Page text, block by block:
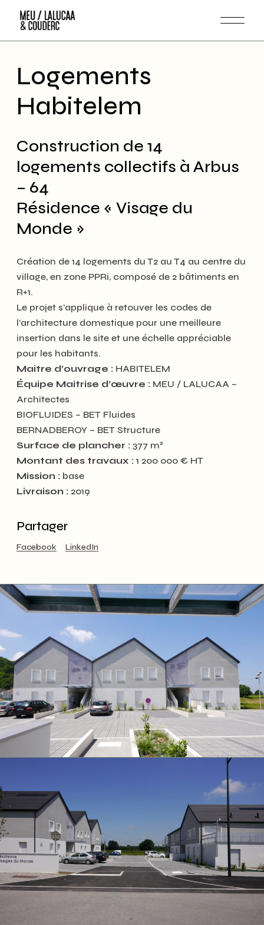
content
Logements
Habitelem
Construction de 14
logements collectifs à Arbus
– 64
Résidence « Visage du
Monde »
Création de 14 logements du T2 au T4 au centre du
village, en zone PPRi, composé de 2 bâtiments en
R+1.
Le projet s’applique à retouver les codes de
l’architecture domestique pour une meilleure
insertion dans le site et une échelle appréciable
pour les habitants.
Maitre d’ouvrage : HABITELEM
Équipe Maitrise d’œuvre : MEU / LALUCAA –
Architectes
BIOFLUIDES – BET Fluides
BERNADBEROY – BET Structure
Surface de plancher : 377 m²
Montant des travaux : 1 200 000 € HT
Mission : base
Livraison : 2019
Partager
Facebook LinkedIn